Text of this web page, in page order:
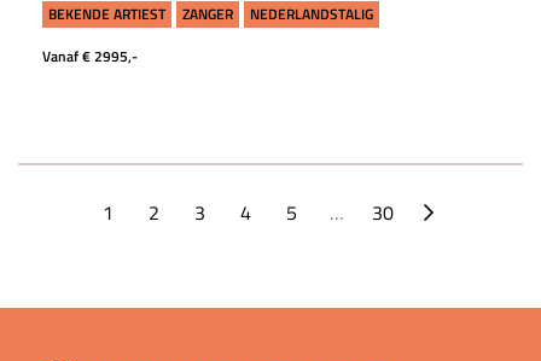
BEKENDE ARTIEST
ZANGER
NEDERLANDSTALIG
Vanaf € 2995,-
1 2 3 4 5 … 30